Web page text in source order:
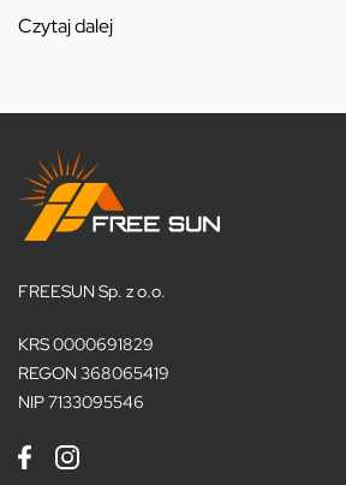
Czytaj dalej
FREESUN Sp. z o.o.
KRS 0000691829
REGON 368065419
NIP 7133095546